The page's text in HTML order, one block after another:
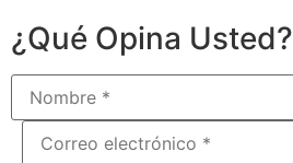
¿Qué Opina Usted?